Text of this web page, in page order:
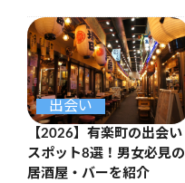
出会い
【2026】有楽町の出会い
スポット8選！男女必見の
居酒屋・バーを紹介